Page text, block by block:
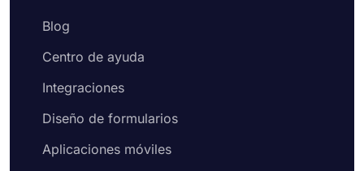
Blog
Centro de ayuda
Integraciones
Diseño de formularios
Aplicaciones móviles